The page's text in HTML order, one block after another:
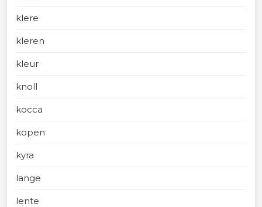
klere
kleren
kleur
knoll
kocca
kopen
kyra
lange
lente